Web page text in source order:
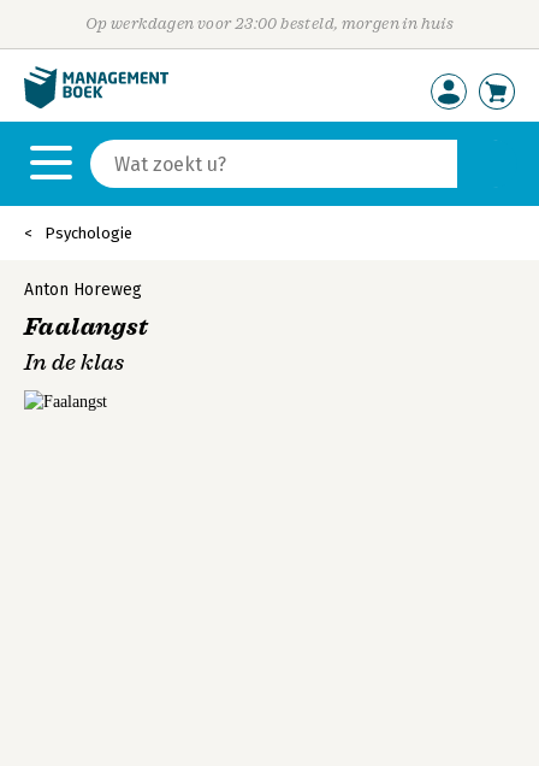
Op werkdagen voor 23:00 besteld, morgen in huis
Psychologie
Anton Horeweg
Faalangst
In de klas